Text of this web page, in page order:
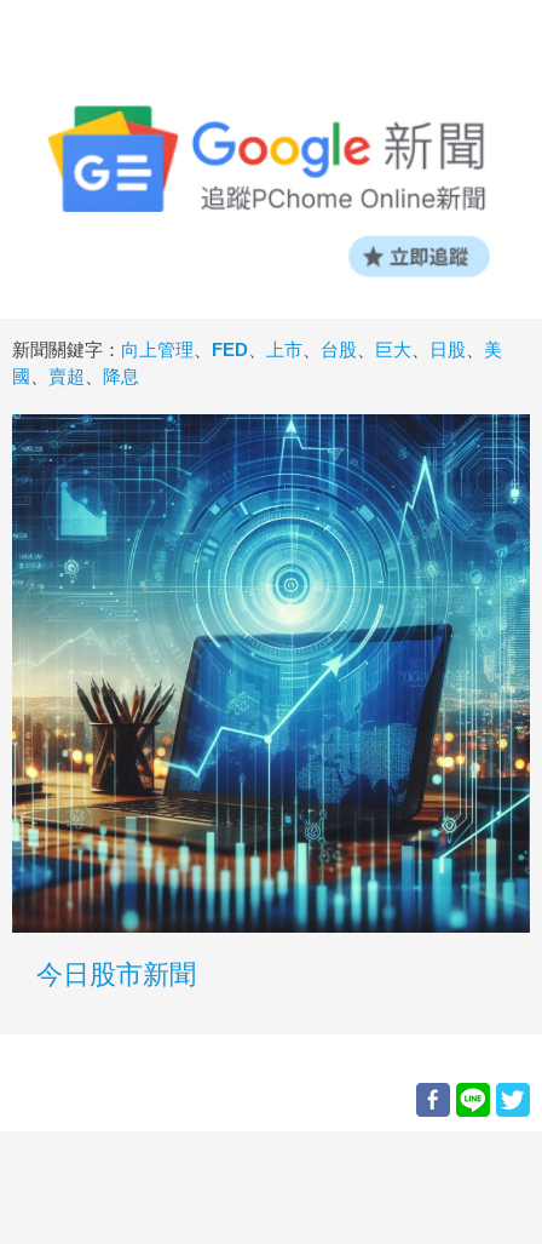
新聞關鍵字： 向上管理 FED 上市 台股 巨大 日股
美
國
賣超 降息
今日股市新聞